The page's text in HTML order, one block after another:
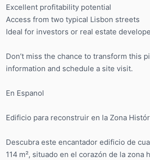
Excellent profitability potential
Access from two typical Lisbon streets
Ideal for investors or real estate
Don’t miss the chance to transform this
information and schedule a site visit.
En Espanol
Edificio para reconstruir en la Zona
Descubra este encantador edificio de
114 m², situado en el corazón de la